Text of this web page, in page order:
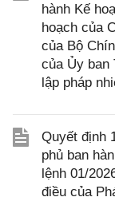
hành Kế
hoạch của
của Bộ
của Ủy
lập pháp
Quyết định
phủ ban
lệnh 01/
điều của